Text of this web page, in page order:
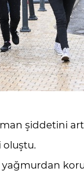
şiddetini
oluştu.
yağmurdan